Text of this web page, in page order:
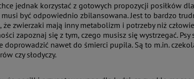
jednak korzystać z gotowych propozycji posiłków
być odpowiednio zbilansowana. Jest to bardzo
że zwierzaki mają inny metabolizm i potrzeby niż
zapoznaj się z tym, czego musisz się wystrzegać.
doprowadzić nawet do śmierci pupila. Są to m.in.
czy słodyczy.